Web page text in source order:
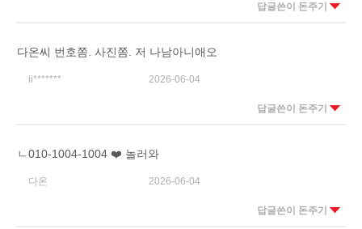
답글쓴이 돈주기
다온씨 번호쫌. 사진쫌. 저 나남아니애오
ii******* 2026-06-04
답글쓴이 돈주기
ㄴ010-1004-1004 ❤️ 놀러와
다온 2026-06-04
답글쓴이 돈주기